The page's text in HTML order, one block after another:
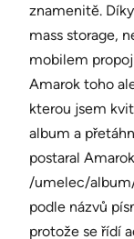
znamenitě.
mass storage,
mobilem
Amarok toho
kterou jsem
album a
postaral
/umelec/
podle názvů
protože se řídí